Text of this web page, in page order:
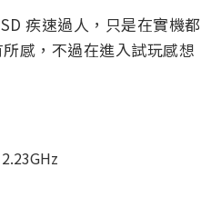
疾速過人，只是在實機都
感，不過在進入試玩感想